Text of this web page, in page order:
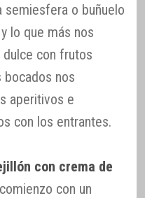
semiesfera o buñuelo
lo que más nos
dulce con frutos
nos
aperitivos e
con los entrantes.
con crema de
con un